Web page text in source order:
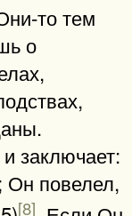
то тем
о
заключает:
Он повелел,
[8]